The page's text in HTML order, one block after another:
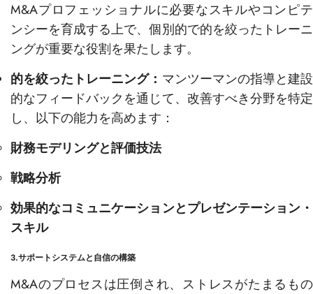
M&Aプロフェッショナルに必要なスキルやコンピテ
ンシーを育成する上で、個別的で的を絞ったトレーニ
ングが重要な役割を果たします。
的を絞ったトレーニング： マンツーマンの指導と建設
的なフィードバックを通じて、改善すべき分野を特定
し、以下の能力を高めます：
財務モデリングと評価技法
戦略分析
効果的なコミュニケーションとプレゼンテーション・
スキル
3.サポートシステムと自信の構築
M&Aのプロセスは圧倒され、ストレスがたまるもの